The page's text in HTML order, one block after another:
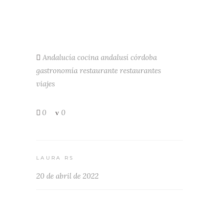
Andalucía cocina andalusí córdoba
gastronomía restaurante restaurantes
viajes
0 0
LAURA RS
20 de abril de 2022